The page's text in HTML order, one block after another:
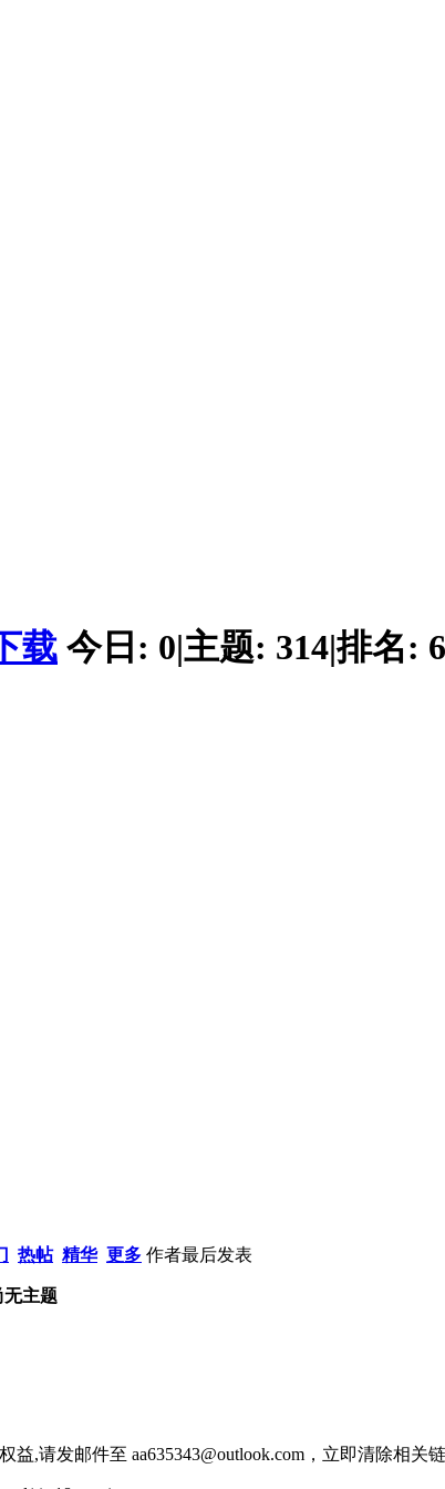
载 今日: 0|主题: 314|排名: 6
热帖 精华 更多 作者最后发表
无主题
益,请发邮件至 aa635343@outlook.com ，立即清除相关